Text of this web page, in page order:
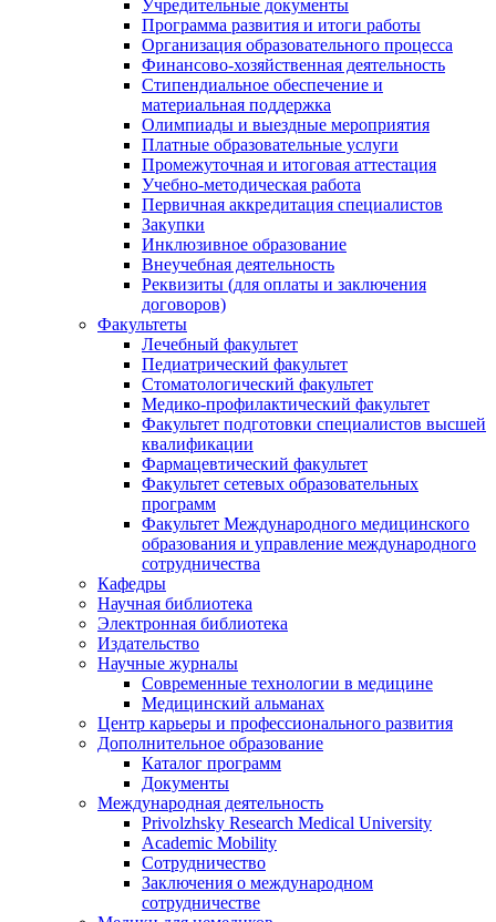
Учредительные документы
Программа развития и итоги работы
Организация образовательного процесса
Финансово-хозяйственная деятельность
Стипендиальное обеспечение и
материальная поддержка
Олимпиады и выездные мероприятия
Платные образовательные услуги
Промежуточная и итоговая аттестация
Учебно-методическая работа
Первичная аккредитация специалистов
Закупки
Инклюзивное образование
Внеучебная деятельность
Реквизиты (для оплаты и заключения
договоров)
Факультеты
Лечебный факультет
Педиатрический факультет
Стоматологический факультет
Медико-профилактический факультет
Факультет подготовки специалистов высшей
квалификации
Фармацевтический факультет
Факультет сетевых образовательных
программ
Факультет Международного медицинского
образования и управление международного
сотрудничества
Кафедры
Научная библиотека
Электронная библиотека
Издательство
Научные журналы
Современные технологии в медицине
Медицинский альманах
Центр карьеры и профессионального развития
Дополнительное образование
Каталог программ
Документы
Международная деятельность
Privolzhsky Research Medical University
Academic Mobility
Сотрудничество
Заключения о международном
сотрудничестве